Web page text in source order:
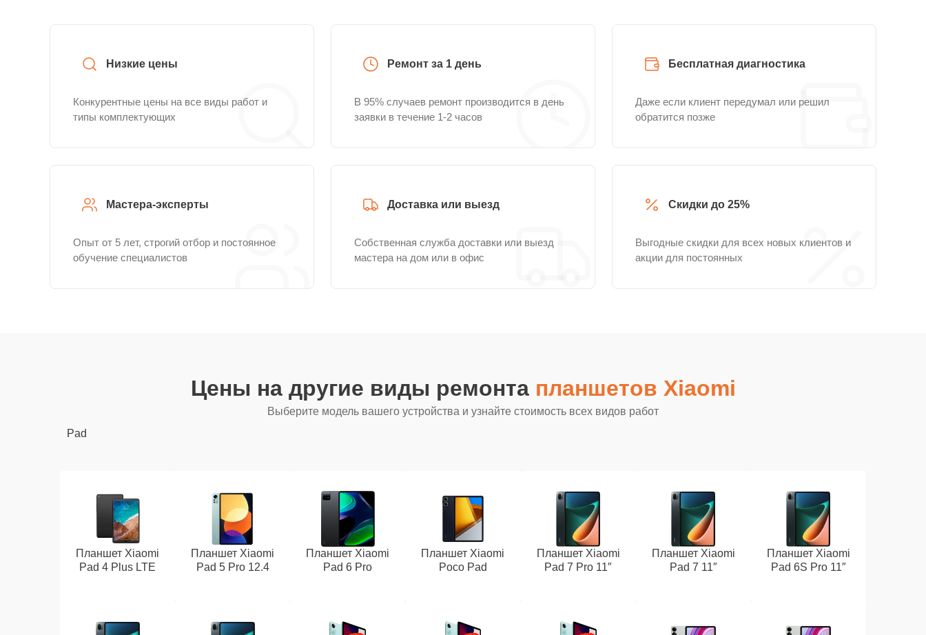
Низкие цены
Конкурентные цены на все виды работ и
типы комплектующих
Ремонт за 1 день
В 95% случаев ремонт производится в день
заявки в течение 1-2 часов
Бесплатная диагностика
Даже если клиент передумал или решил
обратится позже
Мастера-эксперты
Опыт от 5 лет, строгий отбор и постоянное
обучение специалистов
Доставка или выезд
Собственная служба доставки или выезд
мастера на дом или в офис
Скидки до 25%
Выгодные скидки для всех новых клиентов и
акции для постоянных
Цены на другие виды ремонта планшетов Xiaomi
Выберите модель вашего устройства и узнайте стоимость всех видов работ
Pad
Планшет Xiaomi
Pad 4 Plus LTE
Планшет Xiaomi
Pad 5 Pro 12.4
Планшет Xiaomi
Pad 6 Pro
Планшет Xiaomi
Poco Pad
Планшет Xiaomi
Pad 7 Pro 11″
Планшет Xiaomi
Pad 7 11″
Планшет Xiaomi
Pad 6S Pro 11″